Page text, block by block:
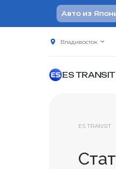
Авто из
Владивосток
ES TRANSIT
ES TRANSIT